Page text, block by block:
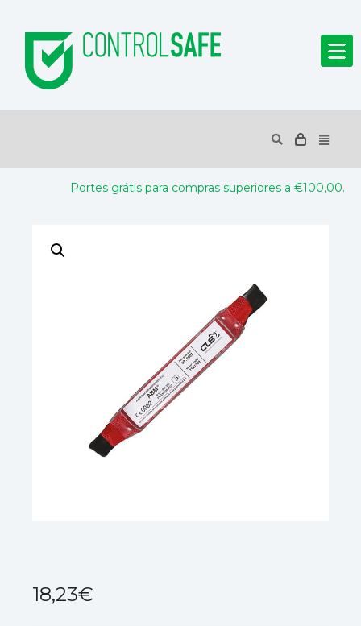
Portes grátis para compras superiores a €100,00.
18,23€